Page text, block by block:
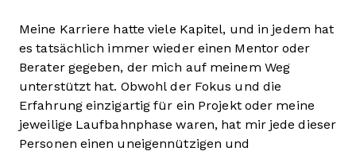
Meine Karriere hatte viele Kapitel, und in jedem hat
es tatsächlich immer wieder einen Mentor oder
Berater gegeben, der mich auf meinem Weg
unterstützt hat. Obwohl der Fokus und die
Erfahrung einzigartig für ein Projekt oder meine
jeweilige Laufbahnphase waren, hat mir jede dieser
Personen einen uneigennützigen und